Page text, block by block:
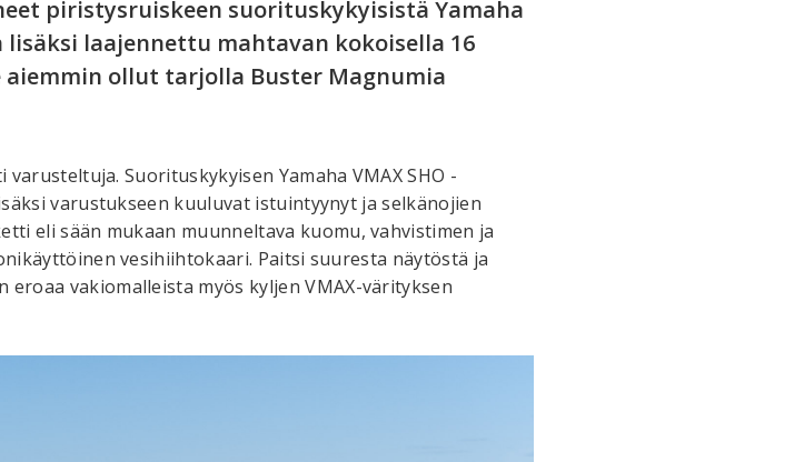
piristysruiskeen suorituskykyisistä Yamaha
lisäksi laajennettu mahtavan kokoisella 16
ollut tarjolla Buster Magnumia
Suorituskykyisen Yamaha VMAX SHO -
varustukseen kuuluvat istuintyynyt ja selkänojien
eli sään mukaan muunneltava kuomu, vahvistimen ja
vesihiihtokaari. Paitsi suuresta näytöstä ja
vakiomalleista myös kyljen VMAX-värityksen